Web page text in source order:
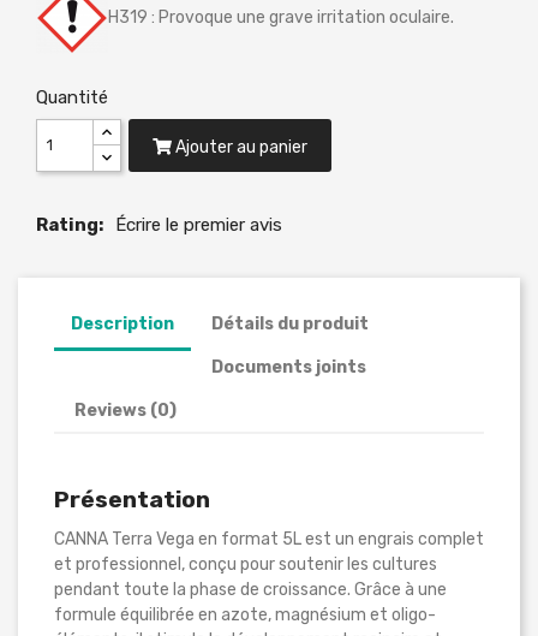
H319 : Provoque une grave irritation oculaire.
Quantité
Ajouter au panier
Rating: Écrire le premier avis
Description Détails du produit
Documents joints
Reviews (0)
Présentation
CANNA Terra Vega en format 5L est un engrais complet
et professionnel, conçu pour soutenir les cultures
pendant toute la phase de croissance. Grâce à une
formule équilibrée en azote, magnésium et oligo-